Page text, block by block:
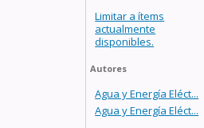
Limitar a ítems
actualmente
disponibles.
Autores
Agua y Energía Eléct...
Agua y Energía Eléct...